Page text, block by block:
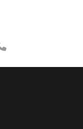
phone